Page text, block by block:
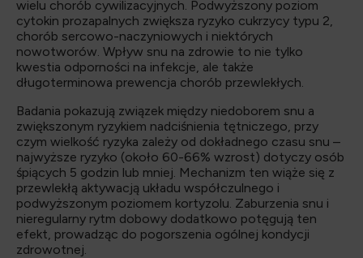
wielu chorób cywilizacyjnych. Podwyższony poziom
cytokin prozapalnych zwiększa ryzyko cukrzycy typu 2,
chorób sercowo-naczyniowych i niektórych
nowotworów. Wpływ snu na zdrowie to nie tylko
kwestia odporności na infekcje, ale także
długoterminowa prewencja chorób przewlekłych.
Badania pokazują związek między niedoborem snu a
zwiększonym ryzykiem nadciśnienia tętniczego, przy
czym wielkość ryzyka zależy od dokładnego czasu snu –
najwyższe ryzyko (około 60-66% wzrost) dotyczy osób
śpiących 5 godzin lub mniej. Mechanizm ten wiąże się z
przewlekłą aktywacją układu współczulnego i
podwyższonym poziomem kortyzolu. Zaburzenia snu i
nieregularny rytm dobowy dodatkowo potęgują ten
efekt, prowadząc do pogorszenia ogólnej kondycji
zdrowotnej.